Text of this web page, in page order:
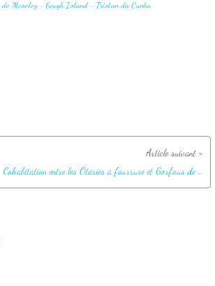
Cohabitation entre les Otaries à fourrure et Gorfous de Moseley - Gough Island - Tristan da Cunha